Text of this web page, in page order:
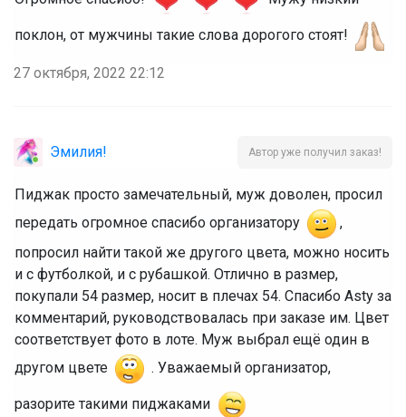
поклон, от мужчины такие слова дорогого стоят!
27 октября, 2022 22:12
Эмилия! Автор уже получил заказ!
Пиджак просто замечательный, муж доволен, просил
передать огромное спасибо организатору
,
попросил найти такой же другого цвета, можно носить
и с футболкой, и с рубашкой. Отлично в размер,
покупали 54 размер, носит в плечах 54. Спасибо Asty за
комментарий, руководствовалась при заказе им. Цвет
соответствует фото в лоте. Муж выбрал ещё один в
другом цвете
. Уважаемый организатор,
разорите такими пиджаками